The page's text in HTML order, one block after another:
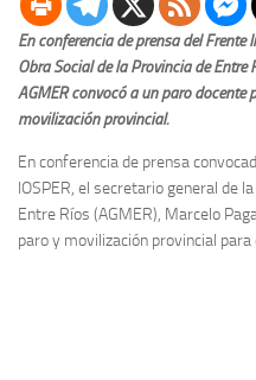
En conferencia de prensa del
Obra Social de la Provincia de Entre
AGMER convocó a un paro docente
movilización provincial.
En conferencia de prensa
IOSPER, el secretario general de
Entre Ríos (AGMER), Marcelo
paro y movilización provincial